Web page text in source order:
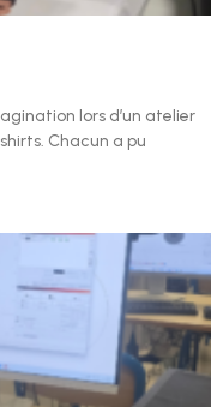
lors d’un atelier
Chacun a pu